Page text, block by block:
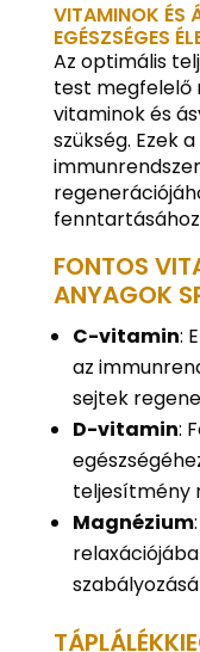
VITAMINOK ÉS
EGÉSZSÉGES
Az optimális
test megfelelő
vitaminok és
szükség. Ezek
FONTOS
ANYAGOK
C-vitamin:
az
sejtek
D-vitamin:
teljesítmény
Magnézium